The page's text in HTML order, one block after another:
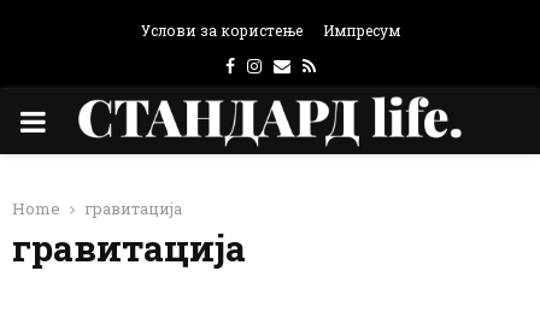
Услови за користење Импресум
Facebook
Instagram
Email
Rss
PRIMARY
Home гравитација
гравитација